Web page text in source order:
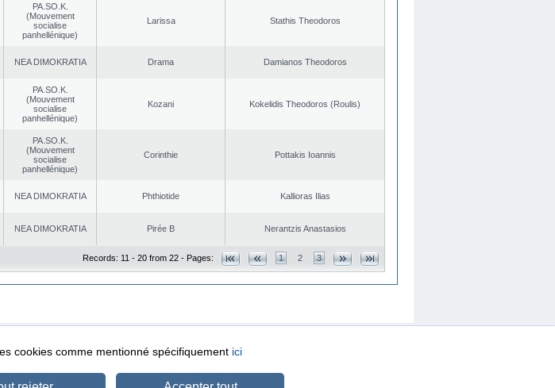
PA.SO.K.
(Mouvement
socialise
panhellénique)
Larissa Stathis Theodoros
NEA DΙMOKRATIA Drama Damianos Theodoros
PA.SO.K.
(Mouvement
socialise
panhellénique)
Kozani Kokelidis Theodoros (Roulis)
PA.SO.K.
(Mouvement
socialise
panhellénique)
Corinthie Pottakis Ioannis
NEA DΙMOKRATIA Phthiotide Kallioras Ilias
NEA DΙMOKRATIA Pirée B Nerantzis Anastasios
Records: 11 - 20 from 22 - Pages: 1 2 3
cookies comme mentionné spécifiquement ici